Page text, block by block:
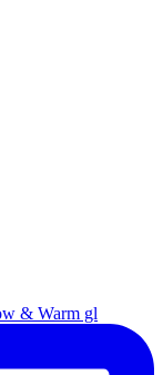
& Warm gl